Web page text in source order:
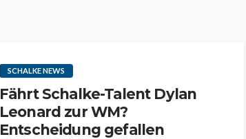
SCHALKE NEWS
Fährt Schalke-Talent Dylan
Leonard zur WM?
Entscheidung gefallen